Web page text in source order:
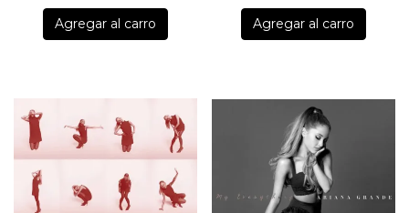
Agregar al carro Agregar al carro